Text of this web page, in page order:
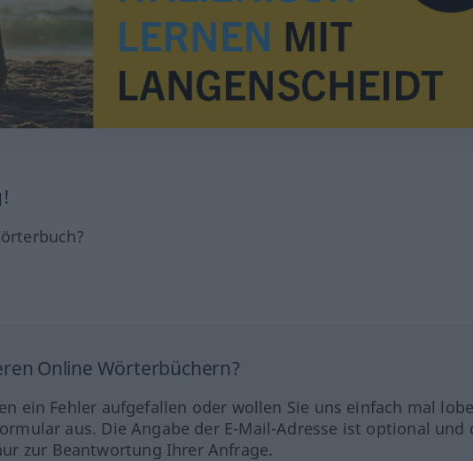
Online Wörterbüchern?
ein Fehler aufgefallen oder wollen Sie uns einfach mal
aus. Die Angabe der E-Mail-Adresse ist optional und
zur Beantwortung Ihrer Anfrage.